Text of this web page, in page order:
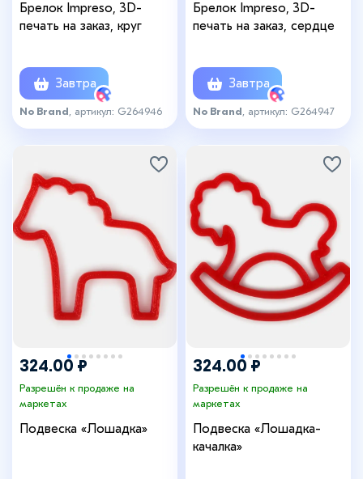
Брелок Impreso, 3D-
печать на заказ, круг
Завтра
No Brand , артикул: G264946
Брелок Impreso, 3D-
печать на заказ, сердце
Завтра
No Brand , артикул: G264947
324.00 ₽
Разрешён к продаже на
маркетах
Подвеска «Лошадка»
324.00 ₽
Разрешён к продаже на
маркетах
Подвеска «Лошадка-
качалка»